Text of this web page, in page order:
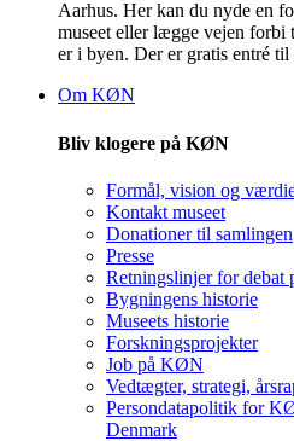
Aarhus. Her kan du nyde en
museet eller lægge vejen forbi
er i byen. Der er gratis entré til
Om KØN
Bliv klogere på KØN
Formål, vision og
Kontakt museet
Donationer til samlingen
Presse
Retningslinjer for debat
Bygningens historie
Museets historie
Forskningsprojekter
Job på KØN
Vedtægter, strategi,
Persondatapolitik for
Denmark